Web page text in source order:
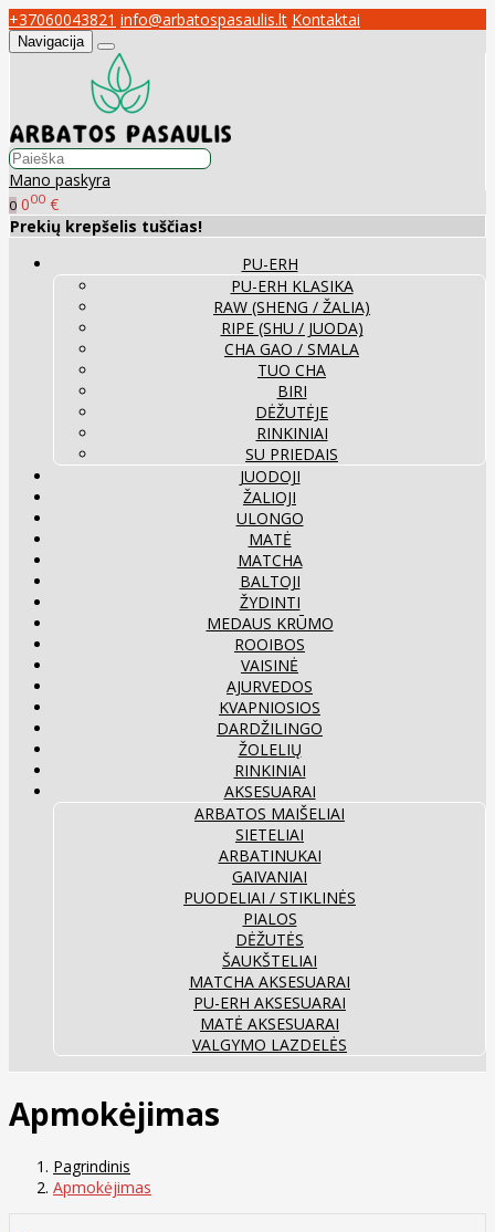
+37060043821 info@arbatospasaulis.lt Kontaktai
Navigacija
Mano paskyra
0 000 €
Prekių krepšelis tuščias!
PU-ERH
PU-ERH KLASIKA
RAW (SHENG / ŽALIA)
RIPE (SHU / JUODA)
CHA GAO / SMALA
TUO CHA
BIRI
DĖŽUTĖJE
RINKINIAI
SU PRIEDAIS
JUODOJI
ŽALIOJI
ULONGO
MATĖ
MATCHA
BALTOJI
ŽYDINTI
MEDAUS KRŪMO
ROOIBOS
VAISINĖ
AJURVEDOS
KVAPNIOSIOS
DARDŽILINGO
ŽOLELIŲ
RINKINIAI
AKSESUARAI
ARBATOS MAIŠELIAI
SIETELIAI
ARBATINUKAI
GAIVANIAI
PUODELIAI / STIKLINĖS
PIALOS
DĖŽUTĖS
ŠAUKŠTELIAI
MATCHA AKSESUARAI
PU-ERH AKSESUARAI
MATĖ AKSESUARAI
VALGYMO LAZDELĖS
Apmokėjimas
Pagrindinis
Apmokėjimas